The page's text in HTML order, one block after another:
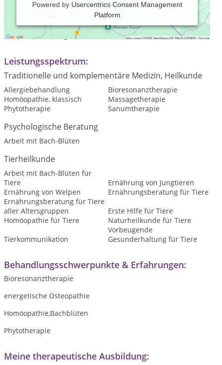
Powered by Usercentrics Consent Management
Platform
nach Vereinbarung
Leistungsspektrum:
Traditionelle und komplementäre Medizin, Heilkunde
Allergiebehandlung
Bioresonanztherapie
Homöopathie, klassisch
Massagetherapie
Phytotherapie
Sanumtherapie
Psychologische Beratung
Arbeit mit Bach-Blüten
Tierheilkunde
Arbeit mit Bach-Blüten für
Tiere
Ernährung von Jungtieren
Ernährung von Welpen
Ernährungsberatung für Tiere
Ernährungsberatung für Tiere
aller Altersgruppen
Erste Hilfe für Tiere
Homöopathie für Tiere
Naturheilkunde für Tiere
Tierkommunikation
Vorbeugende
Gesunderhaltung für Tiere
Behandlungsschwerpunkte & Erfahrungen:
Bioresonanztherapie
energetische Osteopathie
Homöopathie,Bachblüten
Phytotherapie
Meine therapeutische Ausbildung: